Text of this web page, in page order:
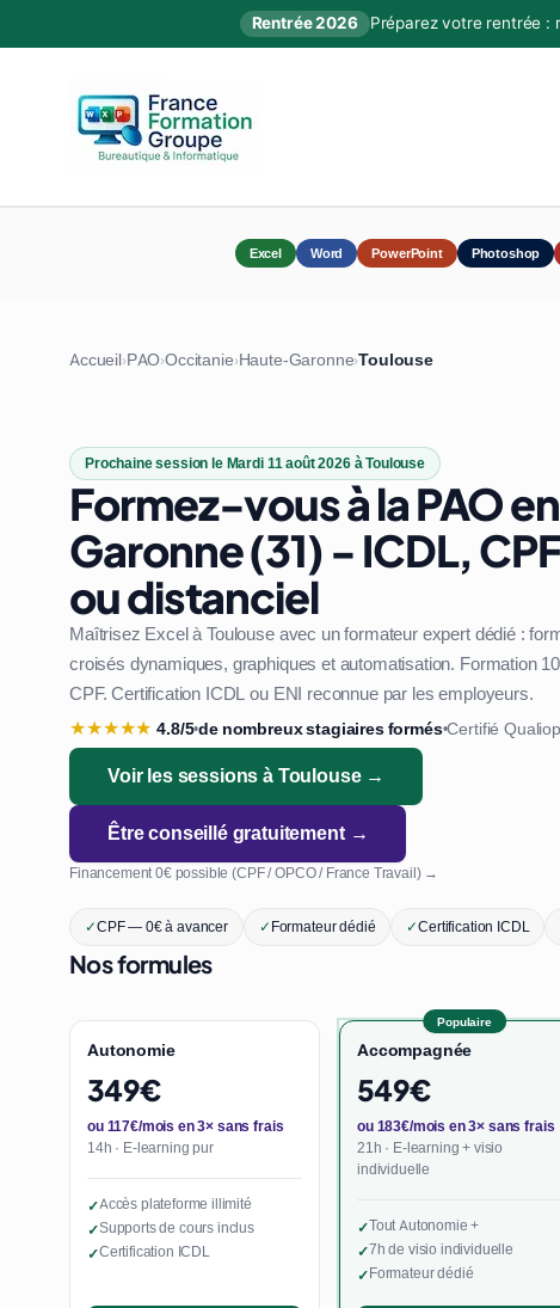
Rentrée 2026 Préparez votre rentrée :
Excel Word PowerPoint Photoshop
Accueil›PAO›Occitanie›Haute-Garonne›Toulouse
Prochaine session le Mardi 11 août 2026 à Toulouse
Formez-vous à la PAO
Garonne (31) - ICDL,
ou distanciel
Maîtrisez Excel à Toulouse avec un formateur expert dédié :
croisés dynamiques, graphiques et automatisation. Formation
CPF. Certification ICDL ou ENI reconnue par les employeurs.
★★★★★ 4.8/5•de nombreux stagiaires formés•Certifié
Voir les sessions à Toulouse →
Être conseillé gratuitement →
Financement 0€ possible (CPF / OPCO / France Travail) →
✓CPF — 0€ à avancer ✓Formateur dédié ✓Certification ICDL
Nos formules
Autonomie
349€
ou 117€/mois en 3× sans frais
14h · E-learning pur
✓Accès plateforme illimité
✓Supports de cours inclus
✓Certification ICDL
Populaire
Accompagnée
549€
ou 183€/mois en 3× sans frais
21h · E-learning + visio
individuelle
✓Tout Autonomie +
✓7h de visio individuelle
✓Formateur dédié